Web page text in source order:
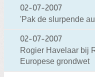
02-07-2007
'Pak de slurpende
02-07-2007
Rogier Havelaar bij
Europese grondwet